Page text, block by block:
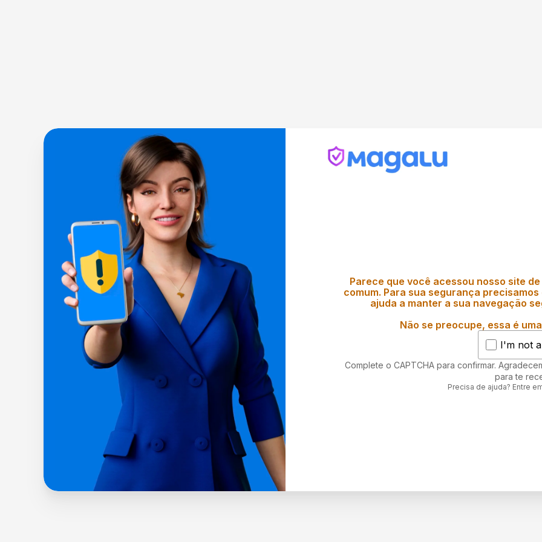
Parece que você acessou nosso site
comum. Para sua segurança
ajuda a manter a sua navegação
Não se preocupe, essa é
I'm not
Complete o CAPTCHA para confirmar.
para te
Precisa de ajuda? Entre